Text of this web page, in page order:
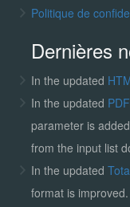
Politique de
Dernières
In the updated
In the updated
parameter is
from the input list
In the updated
format is improved.